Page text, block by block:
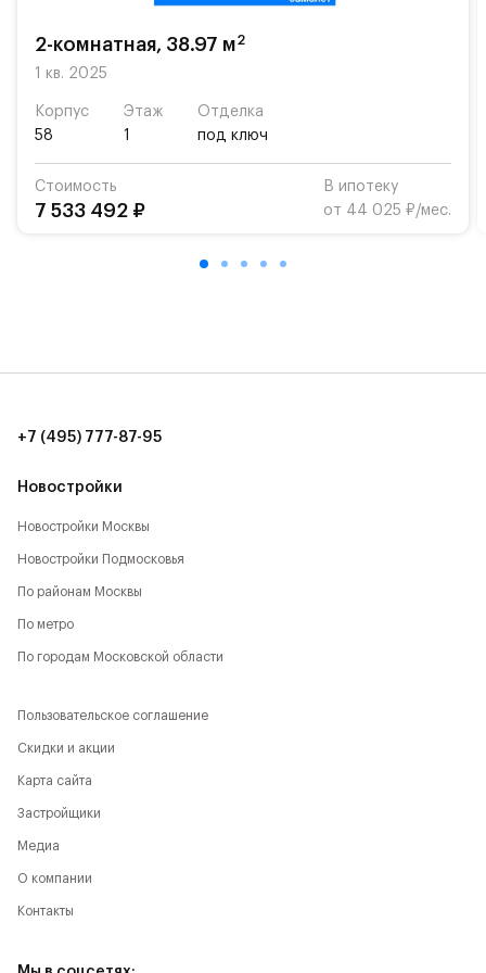
возможность посещения частной гимназии
Для автомобилистов — закрытые озеленённые
Территория квартала приватная, въезд
осуществляется по пропускам.#yan19-2r1413784#
2-комнатная, 38.97 м2
1 кв. 2025
Корпус
58
Этаж
1
Отделка
под ключ
Стоимость
7 533 492 ₽
В ипотеку
от 44 025 ₽/мес.
Новостройки
Новостройки Москвы
Новостройки Подмосковья
По районам Москвы
По метро
По городам Московской области
+7 (495) 777-87-95
Пользовательское соглашение
Скидки и акции
Карта сайта
Застройщики
Медиа
О компании
Контакты